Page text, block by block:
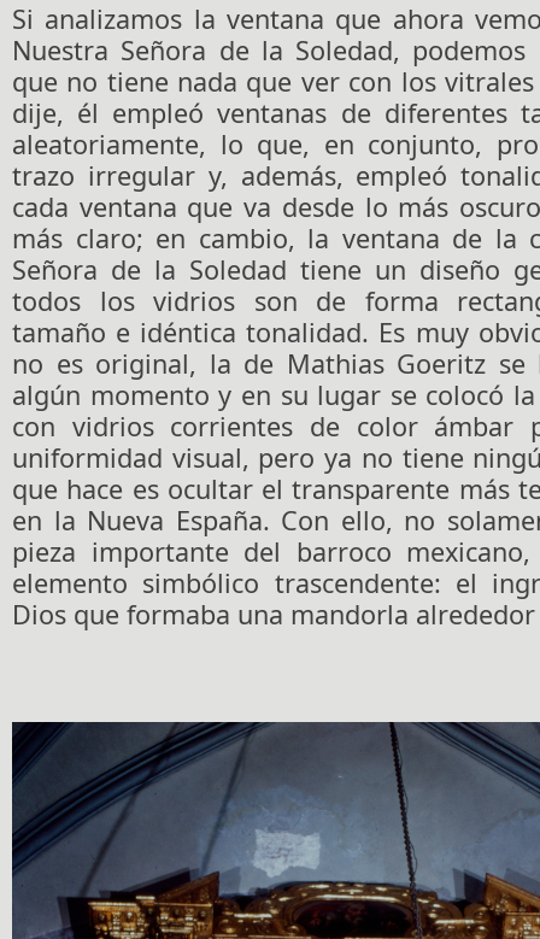
Si analizamos la ventana que ahora
Nuestra Señora de la Soledad,
que no tiene nada que ver con los
dije, él empleó ventanas de diferentes
aleatoriamente, lo que, en conjunto,
trazo irregular y, además, empleó
cada ventana que va desde lo más
más claro; en cambio, la ventana de la
Señora de la Soledad tiene un diseño
todos los vidrios son de forma
tamaño e idéntica tonalidad. Es muy
no es original, la de Mathias Goeritz se
algún momento y en su lugar se colocó
con vidrios corrientes de color ámbar
uniformidad visual, pero ya no tiene
que hace es ocultar el transparente más
en la Nueva España. Con ello, no
pieza importante del barroco
elemento simbólico trascendente: el
Dios que formaba una mandorla